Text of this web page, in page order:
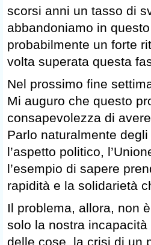
scorsi anni un tasso di
abbandoniamo in
probabilmente un forte
volta superata questa
Nel prossimo fine
Mi auguro che questo
consapevolezza di
Parlo naturalmente
l’aspetto politico,
l’esempio di sapere
rapidità e la solidarietà
Il problema, allora, non
solo la nostra
delle cose, la crisi di un